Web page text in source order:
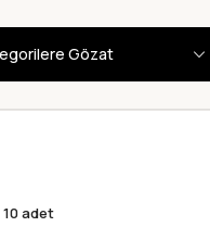
Gözat
10 adet